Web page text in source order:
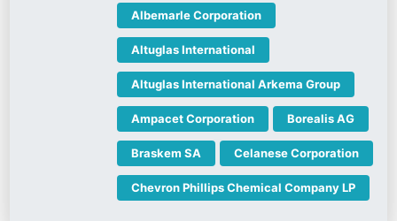
Albemarle Corporation
Altuglas International
Altuglas International Arkema Group
Ampacet Corporation Borealis AG
Braskem SA Celanese Corporation
Chevron Phillips Chemical Company LP